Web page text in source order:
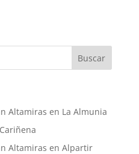
Buscar
Altamiras en La Almunia
Altamiras en Alpartir